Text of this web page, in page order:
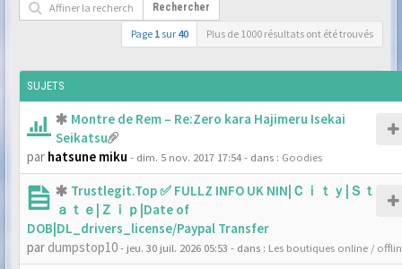
Rechercher
Page 1 sur 40 Plus de 1000 résultats ont été trouvés
SUJETS
Montre de Rem – Re:Zero kara Hajimeru Isekai
Seikatsu
par hatsune miku - dim. 5 nov. 2017 17:54- dans : Goodies
Trustlegit.Top ✅ FULLZ INFO UK NIN|Ｃｉｔｙ|Ｓｔ
ａｔｅ|Ｚｉｐ|Date of
DOB|DL_drivers_license/Paypal Transfer
par dumpstop10- jeu. 30 juil. 2026 05:53 - dans : Les boutiques online /